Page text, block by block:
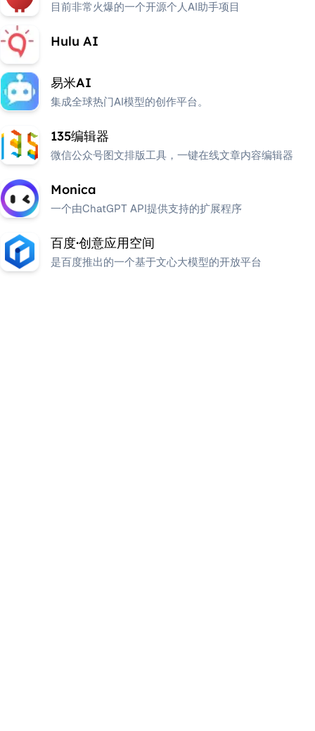
目前非常火爆的一个开源个人AI助手项目
Hulu AI
易米AI
集成全球热门AI模型的创作平台。
135编辑器
微信公众号图文排版工具，一键在线文章内容编辑器
Monica
一个由ChatGPT API提供支持的扩展程序
百度·创意应用空间
是百度推出的一个基于文心大模型的开放平台